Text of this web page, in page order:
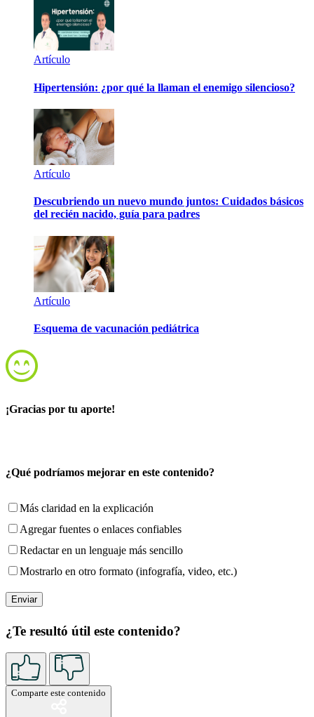
Artículo
Hipertensión: ¿por qué la llaman el enemigo silencioso?
Artículo
Descubriendo un nuevo mundo juntos: Cuidados básicos
del recién nacido, guía para padres
Artículo
Esquema de vacunación pediátrica
¡Gracias por tu aporte!
¿Qué podríamos mejorar en este contenido?
Más claridad en la explicación
Agregar fuentes o enlaces confiables
Redactar en un lenguaje más sencillo
Mostrarlo en otro formato (infografía, video, etc.)
¿Te resultó útil este contenido?
Comparte este contenido